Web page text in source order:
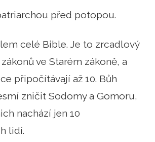
před potopou.
celé Bible. Je to zrcadlový
ve Starém zákoně, a
připočítávají až 10. Bůh
zničit Sodomy a Gomoru,
nachází jen 10
lidí.